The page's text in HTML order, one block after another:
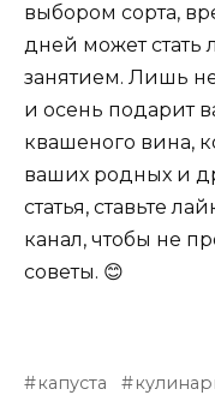
выбором сорта,
дней может
занятием. Лишь
и осень подарит
квашеного вина,
ваших родных и
статья, ставьте
канал, чтобы не
советы. 😊
капуста